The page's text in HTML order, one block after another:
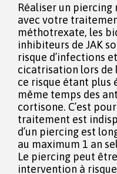
Réaliser un piercing
avec votre
méthotrexate, les
inhibiteurs de JAK
risque d’infections
cicatrisation lors de
ce risque étant plus
même temps des
cortisone. C’est
traitement est
d’un piercing est
au maximum 1 an
Le piercing peut
intervention à